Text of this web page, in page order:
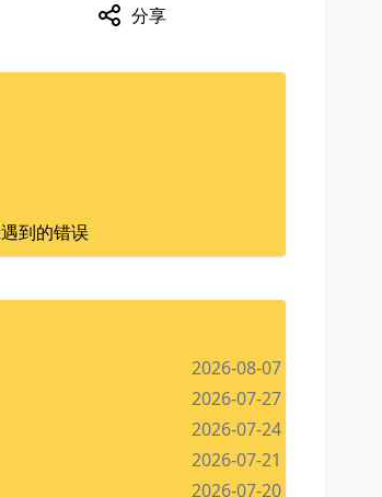
分享
到的错误
2026-08-07
2026-07-27
2026-07-24
2026-07-21
2026-07-20